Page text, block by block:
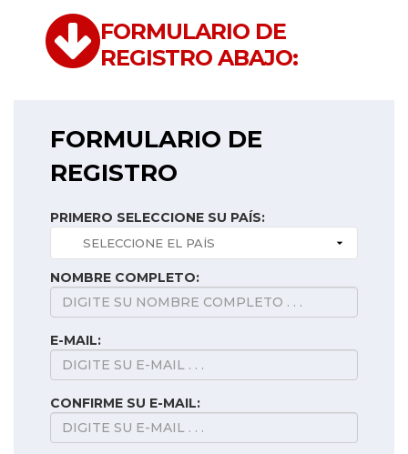
FORMULARIO DE
REGISTRO ABAJO:
FORMULARIO DE
REGISTRO
PRIMERO SELECCIONE SU PAÍS:
NOMBRE COMPLETO:
E-MAIL:
CONFIRME SU E-MAIL: